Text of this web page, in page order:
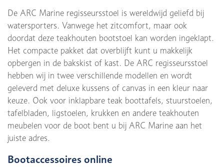
De ARC Marine regisseursstoel is wereldwijd geliefd bij
watersporters. Vanwege het zitcomfort, maar ook
doordat deze teakhouten bootstoel kan worden ingeklapt.
Het compacte pakket dat overblijft kunt u makkelijk
opbergen in de bakskist of kast. De ARC regisseursstoel
hebben wij in twee verschillende modellen en wordt
geleverd met deluxe kussens of canvas in een kleur naar
keuze. Ook voor inklapbare teak boottafels, stuurstoelen,
tafelbladen, ligstoelen, krukken en andere teakhouten
meubelen voor de boot bent u bij ARC Marine aan het
juiste adres.
Bootaccessoires online